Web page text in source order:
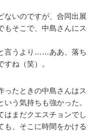
ないのですが、合同出展
もそこで、中島さんにス
言うより……ああ、落ち
ね（笑）。
たときの中島さんはス
う気持ちも強かった。
はまだクエスチョンでし
も、そこに時間をかける